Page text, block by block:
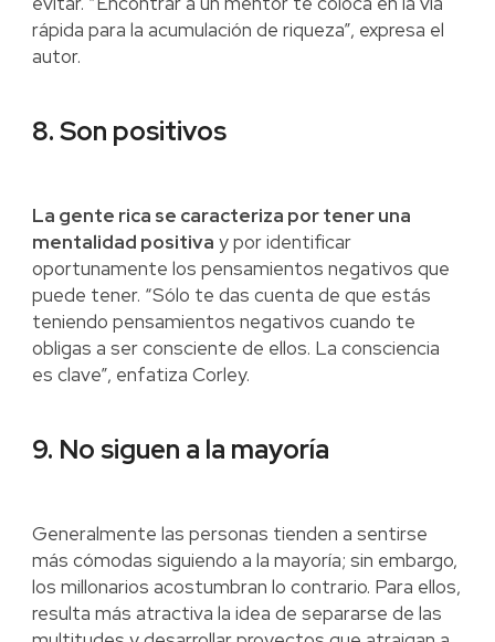
rápida para la acumulación de riqueza”, expresa el
autor.
8. Son positivos
La gente rica se caracteriza por tener una
mentalidad positiva y por identificar
oportunamente los pensamientos negativos que
puede tener. “Sólo te das cuenta de que estás
teniendo pensamientos negativos cuando te
obligas a ser consciente de ellos. La consciencia
es clave”, enfatiza Corley.
9. No siguen a la mayoría
Generalmente las personas tienden a sentirse
más cómodas siguiendo a la mayoría; sin embargo,
los millonarios acostumbran lo contrario. Para ellos,
resulta más atractiva la idea de separarse de las